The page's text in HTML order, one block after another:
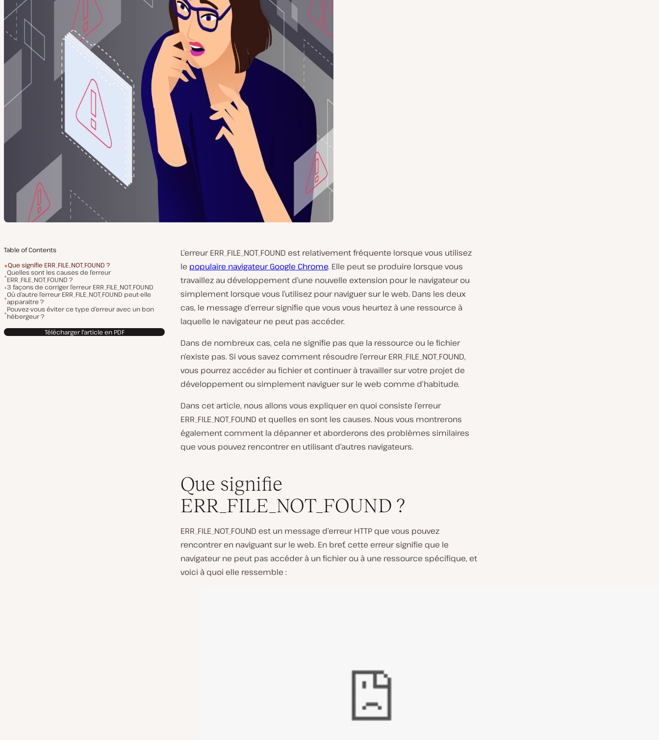
Table of Contents
Que signifie ERR_FILE_NOT_FOUND ?
Quelles sont les causes de l’erreur
ERR_FILE_NOT_FOUND ?
3 façons de corriger l’erreur ERR_FILE_NOT_FOUND
Où d’autre l’erreur ERR_FILE_NOT_FOUND peut-elle
apparaitre ?
Pouvez-vous éviter ce type d’erreur avec un bon
hébergeur ?
Télécharger l'article en PDF
L’erreur ERR_FILE_NOT_FOUND est relativement fréquente lorsque vous utilisez
le populaire navigateur Google Chrome. Elle peut se produire lorsque vous
travaillez au développement d’une nouvelle extension pour le navigateur ou
simplement lorsque vous l’utilisez pour naviguer sur le web. Dans les deux
cas, le message d’erreur signifie que vous vous heurtez à une ressource à
laquelle le navigateur ne peut pas accéder.
Dans de nombreux cas, cela ne signifie pas que la ressource ou le fichier
n’existe pas. Si vous savez comment résoudre l’erreur ERR_FILE_NOT_FOUND,
vous pourrez accéder au fichier et continuer à travailler sur votre projet de
développement ou simplement naviguer sur le web comme d’habitude.
Dans cet article, nous allons vous expliquer en quoi consiste l’erreur
ERR_FILE_NOT_FOUND et quelles en sont les causes. Nous vous montrerons
également comment la dépanner et aborderons des problèmes similaires
que vous pouvez rencontrer en utilisant d’autres navigateurs.
Que signifie
ERR_FILE_NOT_FOUND ?
ERR_FILE_NOT_FOUND est un message d’erreur HTTP que vous pouvez
rencontrer en naviguant sur le web. En bref, cette erreur signifie que le
navigateur ne peut pas accéder à un fichier ou à une ressource spécifique, et
voici à quoi elle ressemble :